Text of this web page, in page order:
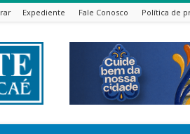
Expediente Fale Conosco Política de